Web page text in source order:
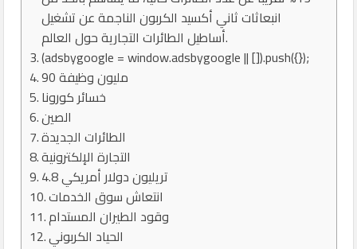
انبعاثات ثاني أكسيد الكربون الناجمة عن تشغيل
أساطيل الطائرات التجارية حول العالم.
(adsbygoogle = window.adsbygoogle || []).push({});
90 مليون وظيفة
خسائر كورونا
الصين
الطائرات الجديدة
التجارة الإلكترونية
4.8 تريليون دولار أمريكي
انتعاش سوق الخدمات
وقود الطيران المستدام
الحياد الكربوني